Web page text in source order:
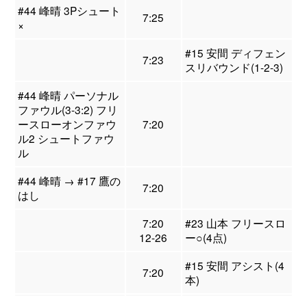
#44 峰晴 3Pシュート
×
7:25
7:23
#15 安間 ディフェン
スリバウンド(1-2-3)
#44 峰晴 パーソナル
ファウル(3-3:2) フリ
ースローオンファウ
ル2 シュートファウ
ル
7:20
#44 峰晴 → #17 鷹の
はし
7:20
7:20
12-26
#23 山本 フリースロ
ー○(4点)
7:20
#15 安間 アシスト(4
本)